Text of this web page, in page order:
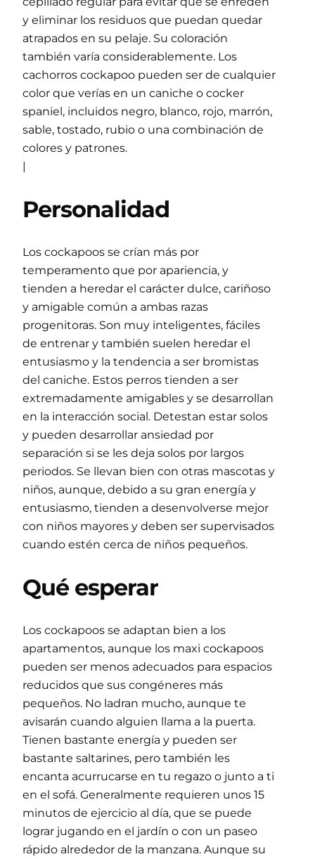
y eliminar los residuos que puedan quedar
atrapados en su pelaje. Su coloración
también varía considerablemente. Los
cachorros cockapoo pueden ser de cualquier
color que verías en un caniche o cocker
spaniel, incluidos negro, blanco, rojo, marrón,
sable, tostado, rubio o una combinación de
colores y patrones.
|
Personalidad
Los cockapoos se crían más por
temperamento que por apariencia, y
tienden a heredar el carácter dulce, cariñoso
y amigable común a ambas razas
progenitoras. Son muy inteligentes, fáciles
de entrenar y también suelen heredar el
entusiasmo y la tendencia a ser bromistas
del caniche. Estos perros tienden a ser
extremadamente amigables y se desarrollan
en la interacción social. Detestan estar solos
y pueden desarrollar ansiedad por
separación si se les deja solos por largos
periodos. Se llevan bien con otras mascotas y
niños, aunque, debido a su gran energía y
entusiasmo, tienden a desenvolverse mejor
con niños mayores y deben ser supervisados
​​cuando estén cerca de niños pequeños.
Qué esperar
Los cockapoos se adaptan bien a los
apartamentos, aunque los maxi cockapoos
pueden ser menos adecuados para espacios
reducidos que sus congéneres más
pequeños. No ladran mucho, aunque te
avisarán cuando alguien llama a la puerta.
Tienen bastante energía y pueden ser
bastante saltarines, pero también les
encanta acurrucarse en tu regazo o junto a ti
en el sofá. Generalmente requieren unos 15
minutos de ejercicio al día, que se puede
lograr jugando en el jardín o con un paseo
rápido alrededor de la manzana. Aunque su